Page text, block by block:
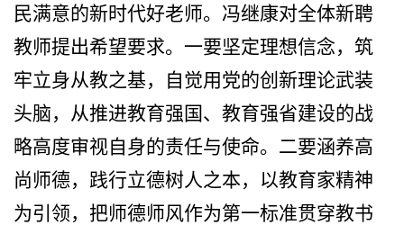
民满意的新时代好老师。冯继康对全体新聘
教师提出希望要求。一要坚定理想信念，筑
牢立身从教之基，自觉用党的创新理论武装
头脑，从推进教育强国、教育强省建设的战
略高度审视自身的责任与使命。二要涵养高
尚师德，践行立德树人之本，以教育家精神
为引领，把师德师风作为第一标准贯穿教书